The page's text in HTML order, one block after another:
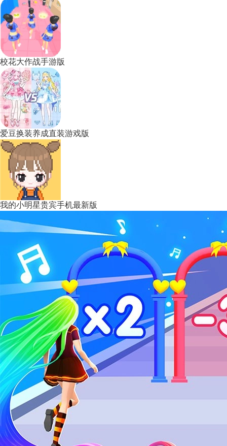
校花大作战手游版
爱豆换装养成直装游戏版
我的小明星贵宾手机最新版